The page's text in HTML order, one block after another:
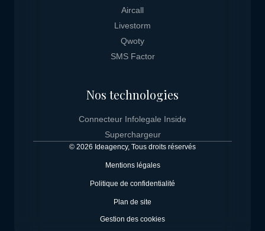
Aircall
Livestorm
Qwoty
SMS Factor
Nos technologies
Connecteur Infolegale Inside
Superchargeur
© 2026 Ideagency, Tous droits réservés
Mentions légales
Politique de confidentialité
Plan de site
Gestion des cookies